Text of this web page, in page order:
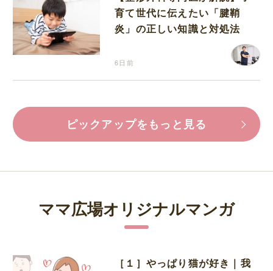
育て世代に伝えたい「腱鞘
炎」の正しい知識と対処法
6日前
ピックアップをもっと見る
ママ広場オリジナルマンガ
［１］やっぱり猫が好き｜我